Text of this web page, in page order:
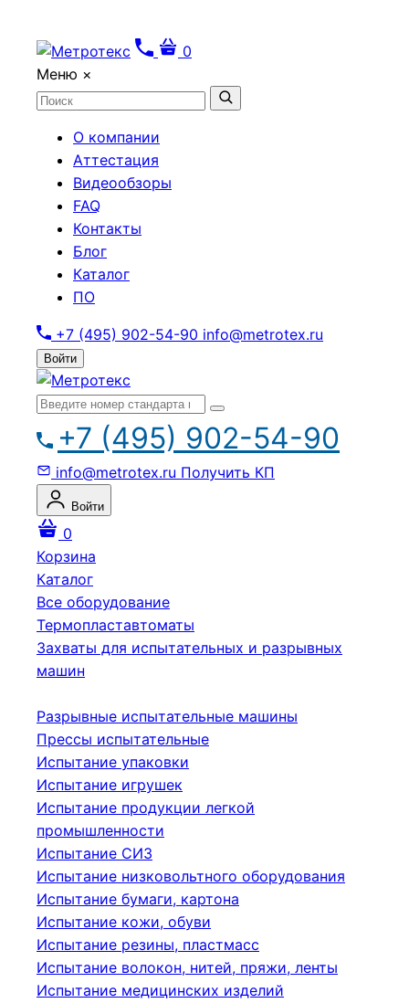
0
Меню ×
О компании
Аттестация
Видеообзоры
FAQ
Контакты
Блог
Каталог
ПО
+7 (495) 902-54-90 info@metrotex.ru
Войти
+7 (495) 902-54-90
info@metrotex.ru Получить КП
Войти
0
Корзина
Каталог
Все оборудование
Термопластавтоматы
Захваты для испытательных и разрывных
машин
Разрывные испытательные машины
Прессы испытательные
Испытание упаковки
Испытание игрушек
Испытание продукции легкой
промышленности
Испытание СИЗ
Испытание низковольтного оборудования
Испытание бумаги, картона
Испытание кожи, обуви
Испытание резины, пластмасс
Испытание волокон, нитей, пряжи, ленты
Испытание медицинских изделий